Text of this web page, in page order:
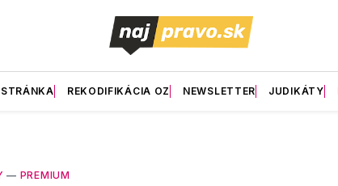
REKODIFIKÁCIA OZ NEWSLETTER JUDIKÁTY
— PREMIUM